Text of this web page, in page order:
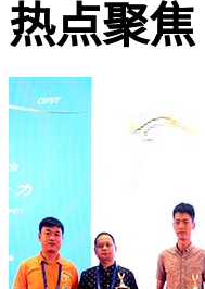
热点聚焦